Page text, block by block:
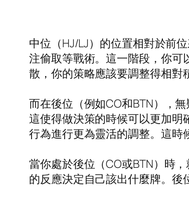
中位（HJ/LJ）的位置相對於前
注偷取等戰術。這一階段，你
散，你的策略應該要調整得相對
而在後位（例如CO和BTN），
這使得做決策的時候可以更加
行為進行更為靈活的調整。這時
當你處於後位（CO或BTN）時
的反應決定自己該出什麼牌。後